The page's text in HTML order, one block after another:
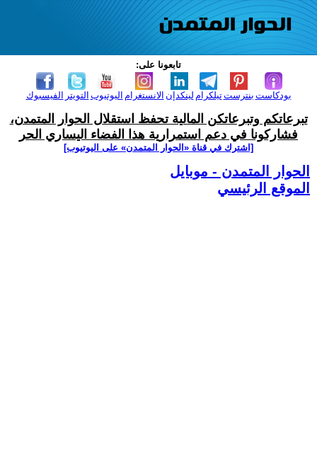
تابعونا على:
الفيسبوك التويتر اليوتيوب الانستغرام لينكدإن تيلكرامبنترست بودكاست
تبرعاتكم وتبرعاتكن المالية تحفظ استقلال الحوار المتمدن،
فشاركونا في دعم استمرارية هذا الفضاء اليساري الحر
[اشترك في قناة ‫«الحوار المتمدن» على اليوتيوب]
الحوار المتمدن - موبايل
الموقع الرئيسي